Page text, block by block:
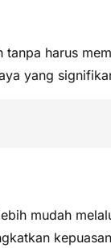
harus
yang
mudah